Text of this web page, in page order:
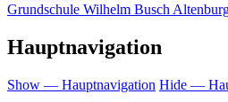
Grundschule Wilhelm Busch
Hauptnavigation
Show — Hauptnavigation Hide —